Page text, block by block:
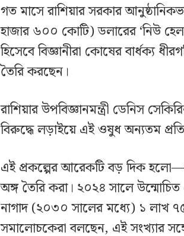
গত মাসে রাশিয়ার সরকার
হাজার ৬০০ কোটি) ডলারের ‘নিউ
হিসেবে বিজ্ঞানীরা কোষের বার্ধক্য
তৈরি করছেন।
রাশিয়ার উপবিজ্ঞানমন্ত্রী ডেনিস
বিরুদ্ধে লড়াইয়ে এই ওষুধ অন্যতম
এই প্রকল্পের আরেকটি বড় দিক
অঙ্গ তৈরি করা। ২০২৪ সালে
নাগাদ (২০৩০ সালের মধ্যে) ১ লাখ
সমালোচকেরা বলছেন, এই সংখ্যার